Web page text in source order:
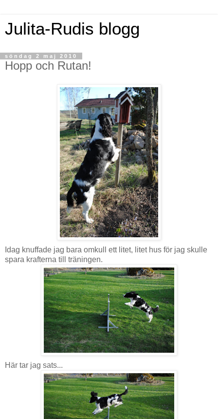
Julita-Rudis blogg
söndag 2 maj 2010
Hopp och Rutan!
Idag knuffade jag bara omkull ett litet, litet hus för jag skulle
spara krafterna till träningen.
Här tar jag sats...